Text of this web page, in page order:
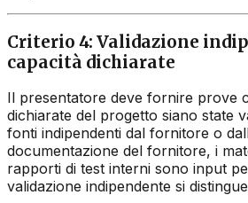
Criterio 4: Validazione
capacità dichiarate
Il presentatore deve fornire prove
dichiarate del progetto siano state
fonti indipendenti dal fornitore o
documentazione del fornitore, i
rapporti di test interni sono input
validazione indipendente si